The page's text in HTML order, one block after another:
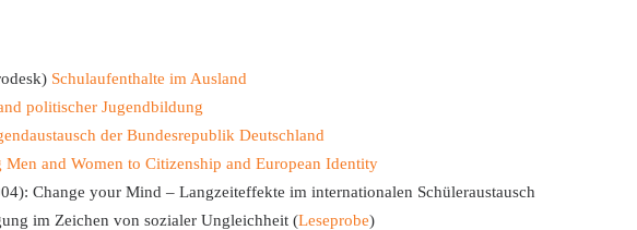
Schulaufenthalte im Ausland
politischer Jugendbildung
der Bundesrepublik Deutschland
Men and Women to Citizenship and European Identity
Change your Mind – Langzeiteffekte im internationalen Schüleraustausch
im Zeichen von sozialer Ungleichheit (Leseprobe)